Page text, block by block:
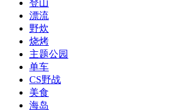
登山
漂流
野炊
烧烤
主题公园
单车
CS野战
美食
海岛